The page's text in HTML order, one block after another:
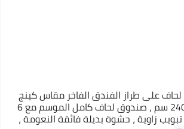
لحاف على طراز الفندق الفاخر مقاس كينج
220 * 240 سم ، صندوق لحاف كامل الموسم مع 6
زاوية ، حشوة بديلة فائقة النعومة ،